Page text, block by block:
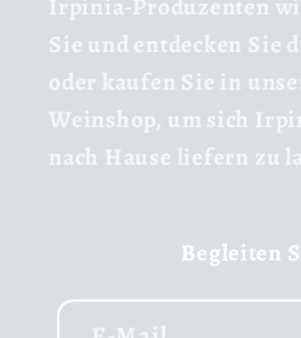
Irpinia-Produzenten
Sie und entdecken Sie
oder kaufen Sie in
Weinshop, um sich
nach Hause liefern zu
Begleiten